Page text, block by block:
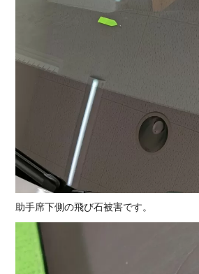
助手席下側の飛び石被害です。